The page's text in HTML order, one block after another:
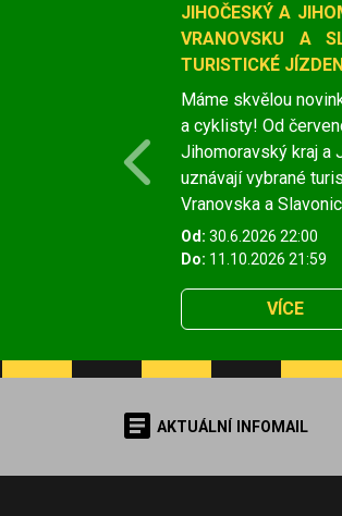
Slide 1 of 1
JIHOČESKÝ A
VRANOVSKU A
TURISTICKÉ
Máme skvělou
a cyklisty! Od
Jihomoravský kraj a
uznávají vybrané
Vranovska a
Od: 30.6.2026 22:00
Do: 11.10.2026 21:59
VÍCE
Previous
AKTUÁLNÍ INFOMAIL